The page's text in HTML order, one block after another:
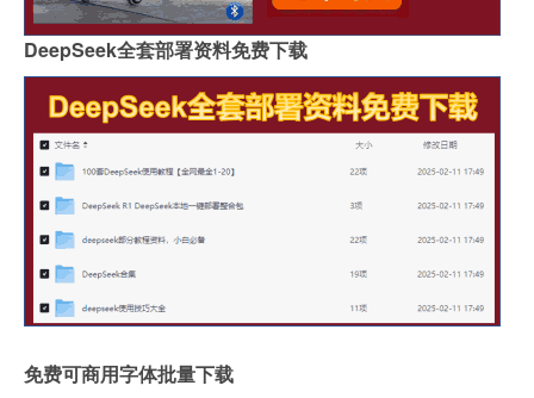
DeepSeek全套部署资料免费下载
免费可商用字体批量下载